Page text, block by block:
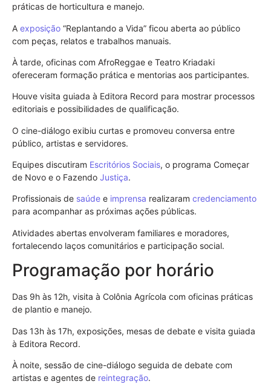
práticas de horticultura e manejo.
A exposição “Replantando a Vida” ficou aberta ao público
com peças, relatos e trabalhos manuais.
À tarde, oficinas com AfroReggae e Teatro Kriadaki
ofereceram formação prática e mentorias aos participantes.
Houve visita guiada à Editora Record para mostrar processos
editoriais e possibilidades de qualificação.
O cine-diálogo exibiu curtas e promoveu conversa entre
público, artistas e servidores.
Equipes discutiram Escritórios Sociais, o programa Começar
de Novo e o Fazendo Justiça.
Profissionais de saúde e imprensa realizaram credenciamento
para acompanhar as próximas ações públicas.
Atividades abertas envolveram familiares e moradores,
fortalecendo laços comunitários e participação social.
Programação por horário
Das 9h às 12h, visita à Colônia Agrícola com oficinas práticas
de plantio e manejo.
Das 13h às 17h, exposições, mesas de debate e visita guiada
à Editora Record.
À noite, sessão de cine-diálogo seguida de debate com
artistas e agentes de reintegração.